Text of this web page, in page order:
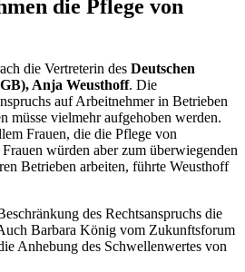
die Pflege von
die Vertreterin des Deutschen
Anja Weusthoff. Die
auf Arbeitnehmer in Betrieben
müsse vielmehr aufgehoben werden.
Frauen, die die Pflege von
würden aber zum überwiegenden
Betrieben arbeiten, führte Weusthoff
des Rechtsanspruchs die
Barbara König vom Zukunftsforum
Anhebung des Schwellenwertes von